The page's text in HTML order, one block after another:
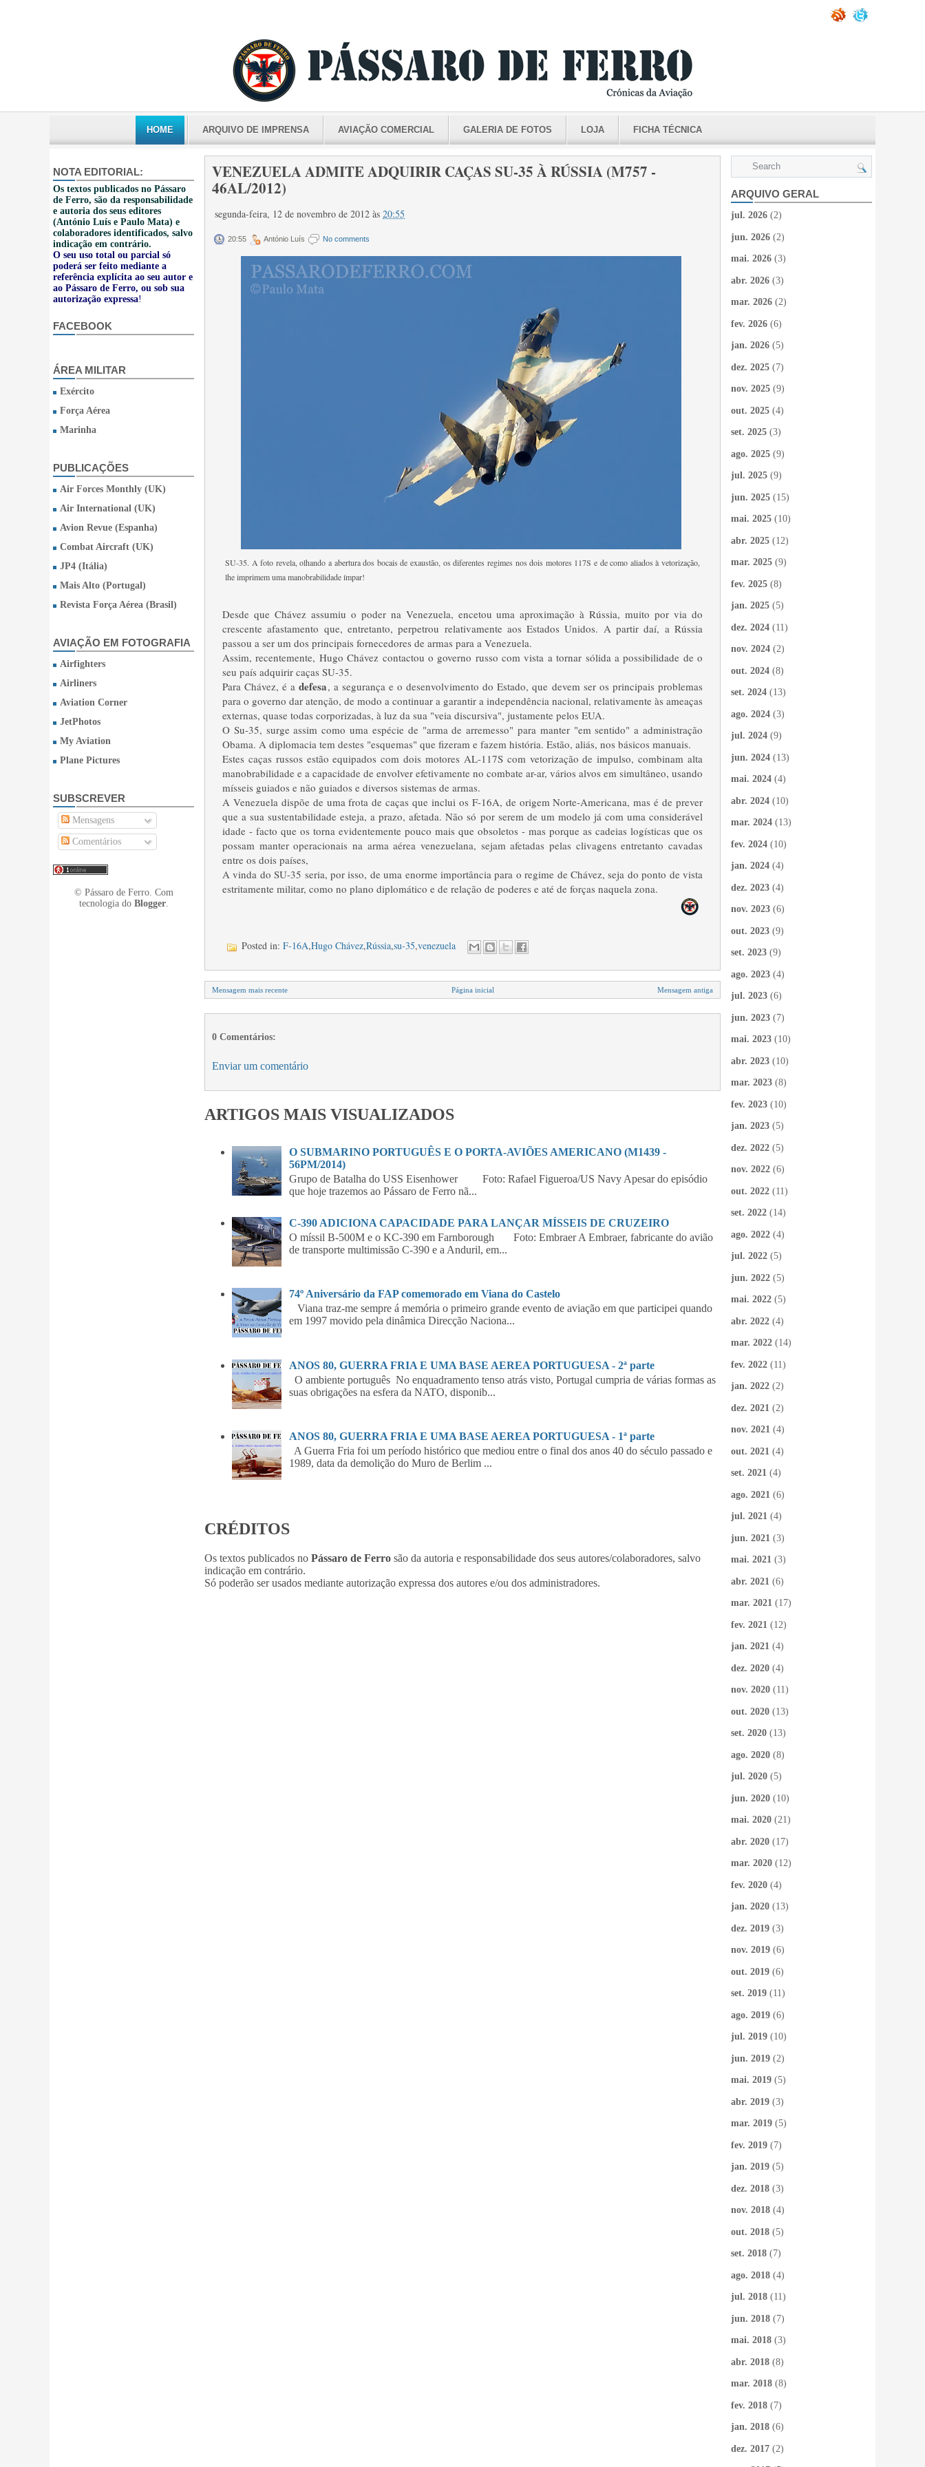
HOME ARQUIVO DE IMPRENSA AVIAÇÃO COMERCIAL GALERIA DE FOTOS LOJA FICHA TÉCNICA
NOTA EDITORIAL:
Os textos publicados no Pássaro
de Ferro, são da responsabilidade
e autoria dos seus editores
(António Luís e Paulo Mata) e
colaboradores identificados, salvo
indicação em contrário.
O seu uso total ou parcial só
poderá ser feito mediante a
referência explícita ao seu autor e
ao Pássaro de Ferro, ou sob sua
autorização expressa!
FACEBOOK
ÁREA MILITAR
Exército
Força Aérea
Marinha
PUBLICAÇÕES
Air Forces Monthly (UK)
Air International (UK)
Avion Revue (Espanha)
Combat Aircraft (UK)
JP4 (Itália)
Mais Alto (Portugal)
Revista Força Aérea (Brasil)
AVIAÇÃO EM FOTOGRAFIA
Airfighters
Airliners
Aviation Corner
JetPhotos
My Aviation
Plane Pictures
SUBSCREVER
Mensagens
Comentários
© Pássaro de Ferro. Com
tecnologia do Blogger.
VENEZUELA ADMITE ADQUIRIR CAÇAS SU-35 À RÚSSIA (M757 -
46AL/2012)
segunda-feira, 12 de novembro de 2012 às 20:55
20:55 António Luís No comments
SU-35. A foto revela, olhando a abertura dos bocais de exaustão, os diferentes regimes nos dois motores 117S e de como aliados à vetorização,
lhe imprimem uma manobrabilidade ímpar!
Desde que Chávez assumiu o poder na Venezuela, encetou uma aproximação à Rússia, muito por via do
crescente afastamento que, entretanto, perpetrou relativamente aos Estados Unidos. A partir daí, a Rússia
passou a ser um dos principais fornecedores de armas para a Venezuela.
Assim, recentemente, Hugo Chávez contactou o governo russo com vista a tornar sólida a possibilidade de o
seu país adquirir caças SU-35.
Para Chávez, éa defesa, a segurança e o desenvolvimento do Estado, que devem ser os principais problemas
para o governo dar atenção, de modo a continuar a garantir a independência nacional, relativamente às ameaças
externas, quase todas corporizadas, à luz da sua "veia discursiva", justamente pelos EUA.
O Su-35, surge assim como uma espécie de "arma de arremesso" para manter "em sentido" a administração
Obama. A diplomacia tem destes "esquemas" que fizeram e fazem história. Estão, aliás, nos básicos manuais.
Estes caças russos estãoequipados com dois motores AL-117S com vetorização de impulso, combinamalta
manobrabilidade e a capacidade de envolver efetivamente no combate ar-ar, vários alvos em simultâneo, usando
mísseis guiados e não guiados e diversos sistemas de armas.
A Venezuela dispõe de uma frota de caças que inclui os F-16A, de origem Norte-Americana, mas é de prever
que a sua sustentabilidade esteja, a prazo, afetada. Não só por serem de um modelo já com uma considerável
idade - facto que os torna evidentemente pouco mais que obsoletos - mas porque as cadeias logísticas que os
possam manter operacionais na arma aérea venezuelana, sejam afetadas pelas clivagens entretanto cavadas
entre os dois países,
A vinda do SU-35 seria, por isso, de uma enorme importância para o regime de Chávez, seja do ponto de vista
estritamente militar, como no plano diplomático e de relação de poderes e até de forças naquela zona.
Posted in: F-16A,Hugo Chávez,Rússia,su-35,venezuela
Mensagem mais recente Mensagem antiga
Página inicial
0 Comentários:
Enviar um comentário
ARTIGOS MAIS VISUALIZADOS
O SUBMARINO PORTUGUÊS E O PORTA-AVIÕES AMERICANO (M1439 -
56PM/2014)
Grupo de Batalha do USS Eisenhower Foto: Rafael Figueroa/US Navy Apesar do episódio
que hoje trazemos ao Pássaro de Ferro nã...
C-390 ADICIONA CAPACIDADE PARA LANÇAR MÍSSEIS DE CRUZEIRO
O míssil B-500M e o KC-390 em Farnborough Foto: Embraer A Embraer, fabricante do avião
de transporte multimissão C-390 e a Anduril, em...
74º Aniversário da FAP comemorado em Viana do Castelo
Viana traz-me sempre á memória o primeiro grande evento de aviação em que participei quando
em 1997 movido pela dinâmica Direcção Naciona...
ANOS 80, GUERRA FRIA E UMA BASE AEREA PORTUGUESA - 2ª parte
O ambiente português No enquadramento tenso atrás visto, Portugal cumpria de várias formas as
suas obrigações na esfera da NATO, disponib...
ANOS 80, GUERRA FRIA E UMA BASE AEREA PORTUGUESA - 1ª parte
A Guerra Fria foi um período histórico que mediou entre o final dos anos 40 do século passado e
1989, data da demolição do Muro de Berlim ...
CRÉDITOS
Os textos publicados no Pássaro de Ferro são da autoria e responsabilidade dos seus autores/colaboradores, salvo
indicação em contrário.
Só poderão ser usados mediante autorização expressa dos autores e/ou dos administradores.
ARQUIVO GERAL
jul. 2026 (2)
jun. 2026 (2)
mai. 2026 (3)
abr. 2026 (3)
mar. 2026 (2)
fev. 2026 (6)
jan. 2026 (5)
dez. 2025 (7)
nov. 2025 (9)
out. 2025 (4)
set. 2025 (3)
ago. 2025 (9)
jul. 2025 (9)
jun. 2025 (15)
mai. 2025 (10)
abr. 2025 (12)
mar. 2025 (9)
fev. 2025 (8)
jan. 2025 (5)
dez. 2024 (11)
nov. 2024 (2)
out. 2024 (8)
set. 2024 (13)
ago. 2024 (3)
jul. 2024 (9)
jun. 2024 (13)
mai. 2024 (4)
abr. 2024 (10)
mar. 2024 (13)
fev. 2024 (10)
jan. 2024 (4)
dez. 2023 (4)
nov. 2023 (6)
out. 2023 (9)
set. 2023 (9)
ago. 2023 (4)
jul. 2023 (6)
jun. 2023 (7)
mai. 2023 (10)
abr. 2023 (10)
mar. 2023 (8)
fev. 2023 (10)
jan. 2023 (5)
dez. 2022 (5)
nov. 2022 (6)
out. 2022 (11)
set. 2022 (14)
ago. 2022 (4)
jul. 2022 (5)
jun. 2022 (5)
mai. 2022 (5)
abr. 2022 (4)
mar. 2022 (14)
fev. 2022 (11)
jan. 2022 (2)
dez. 2021 (2)
nov. 2021 (4)
out. 2021 (4)
set. 2021 (4)
ago. 2021 (6)
jul. 2021 (4)
jun. 2021 (3)
mai. 2021 (3)
abr. 2021 (6)
mar. 2021 (17)
fev. 2021 (12)
jan. 2021 (4)
dez. 2020 (4)
nov. 2020 (11)
out. 2020 (13)
set. 2020 (13)
ago. 2020 (8)
jul. 2020 (5)
jun. 2020 (10)
mai. 2020 (21)
abr. 2020 (17)
mar. 2020 (12)
fev. 2020 (4)
jan. 2020 (13)
dez. 2019 (3)
nov. 2019 (6)
out. 2019 (6)
set. 2019 (11)
ago. 2019 (6)
jul. 2019 (10)
jun. 2019 (2)
mai. 2019 (5)
abr. 2019 (3)
mar. 2019 (5)
fev. 2019 (7)
jan. 2019 (5)
dez. 2018 (3)
nov. 2018 (4)
out. 2018 (5)
set. 2018 (7)
ago. 2018 (4)
jul. 2018 (11)
jun. 2018 (7)
mai. 2018 (3)
abr. 2018 (8)
mar. 2018 (8)
fev. 2018 (7)
jan. 2018 (6)
dez. 2017 (2)